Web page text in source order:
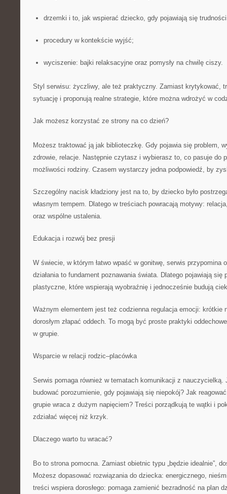
drzemki i to, jak wspierać dziecko, gdy pojawiają się
procedury w kontekście wyjść;
wyciszenie: bajki relaksacyjne oraz pomysły na chwilę ciszy.
Styl serwisu: życzliwy, ale też praktyczny. Zamiast krytykować,
sytuację i proponują realne strategie, które można wdrożyć w
Jak możesz korzystać ze strony na co dzień?
Możesz traktować ją jak biblioteczkę. Gdy pojawia się problem,
zdrowie, relacje. Następnie czytasz i wybierasz to, co pasuje do
możliwości rodziny. Czasem wystarczy jedna podpowiedź, by
Szczególny nacisk kładziony jest na to, by dziecko było
własnym tempem. Dlatego w treściach powracają motywy:
oraz wspólne ustalenia.
Edukacja i rozwój bez presji
W świecie, w którym łatwo wpaść w gonitwę, serwis przypomina
działania to fundament poznawania świata. Dlatego pojawiają się
plastyczne, które wspierają wyobraźnię i jednocześnie budują
Ważnym elementem jest też codzienna regulacja emocji: krótkie
dorosłym złapać oddech. To mogą być proste praktyki
w grupie.
Wsparcie w relacji rodzic–placówka
Serwis pomaga również w tematach komunikacji z
budować porozumienie, gdy pojawiają się niepokój? Jak
grupie wraca z dużym napięciem? Treści porządkują te wątki i
zdziałać więcej niż krzyk.
Dlaczego warto tu wracać?
Bo to strona pomocna. Zamiast obietnic typu „będzie idealnie”,
Możesz dopasować rozwiązania do dziecka: energicznego,
treści wspiera dorosłego: pomaga zamienić bezradność na plan